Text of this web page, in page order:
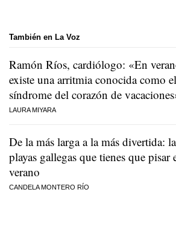
También en La Voz
Ramón Ríos, cardiólogo: «En
existe una arritmia conocida como el
síndrome del corazón de
LAURA MIYARA
De la más larga a la más divertida:
playas gallegas que tienes que pisar
verano
CANDELA MONTERO RÍO